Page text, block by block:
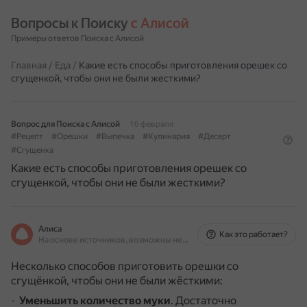
Вопросы к Поиску с Алисой
Примеры ответов Поиска с Алисой
Главная / Еда / Какие есть способы приготовления орешек со
сгущенкой, чтобы они не были жесткими?
Вопрос для Поиска с Алисой
16 февраля
#Рецепт
#Орешки #Выпечка #Кулинария
#Десерт
#Сгущенка
Какие есть способы приготовления орешек со
сгущенкой, чтобы они не были жесткими?
Алиса
На основе источников, возможны неточности
Как это работает?
Несколько способов приготовить орешки со
сгущёнкой, чтобы они не были жёсткими:
Уменьшить количество муки. Достаточно